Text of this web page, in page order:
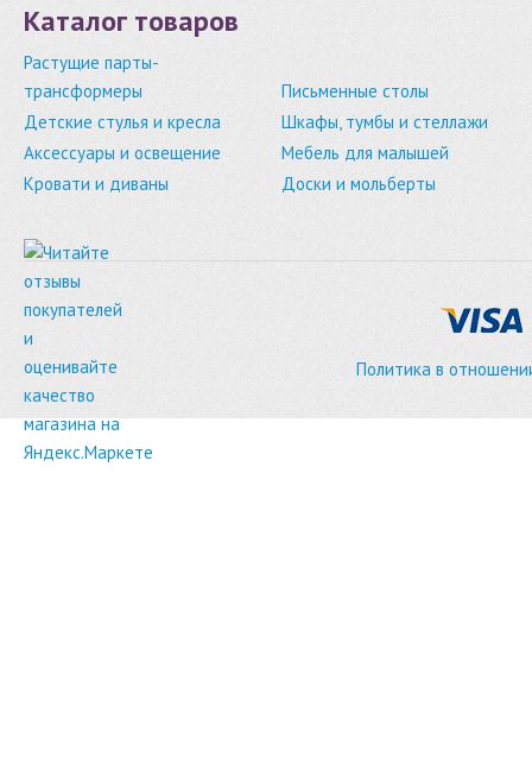
Каталог товаров
Растущие парты-
трансформеры
Письменные столы
Детские стулья и кресла
Шкафы, тумбы и стеллажи
Аксессуары и освещение
Мебель для малышей
Кровати и диваны
Доски и мольберты
Политика в